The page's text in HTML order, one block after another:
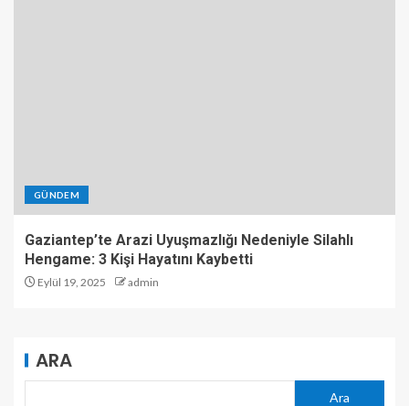
GÜNDEM
Gaziantep’te Arazi Uyuşmazlığı Nedeniyle Silahlı
Hengame: 3 Kişi Hayatını Kaybetti
Eylül 19, 2025 admin
ARA
Ara